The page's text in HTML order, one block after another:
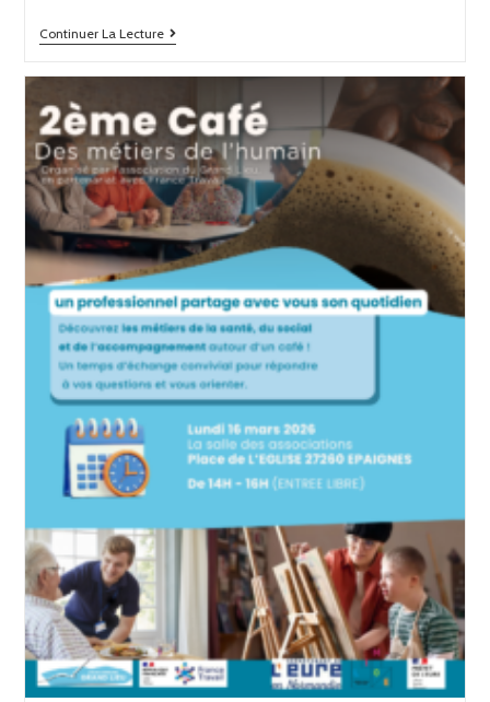
Continuer La Lecture